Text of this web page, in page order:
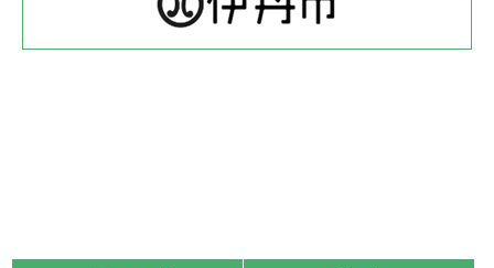
2022.05.22